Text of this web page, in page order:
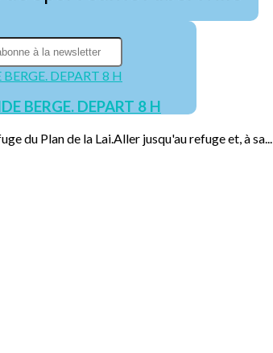
BERGE. DEPART 8 H
du Plan de la Lai.Aller jusqu'au refuge et, à sa...